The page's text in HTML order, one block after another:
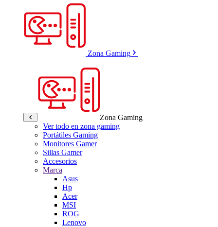
Zona Gaming
Zona Gaming
Ver todo en zona gaming
Portátiles Gaming
Monitores Gamer
Sillas Gamer
Accesorios
Marca
Asus
Hp
Acer
MSI
ROG
Lenovo